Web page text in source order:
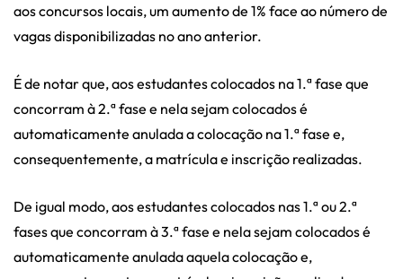
aos concursos locais, um aumento de 1% face ao número de
vagas disponibilizadas no ano anterior.
É de notar que, aos estudantes colocados na 1.ª fase que
concorram à 2.ª fase e nela sejam colocados é
automaticamente anulada a colocação na 1.ª fase e,
consequentemente, a matrícula e inscrição realizadas.
De igual modo, aos estudantes colocados nas 1.ª ou 2.ª
fases que concorram à 3.ª fase e nela sejam colocados é
automaticamente anulada aquela colocação e,